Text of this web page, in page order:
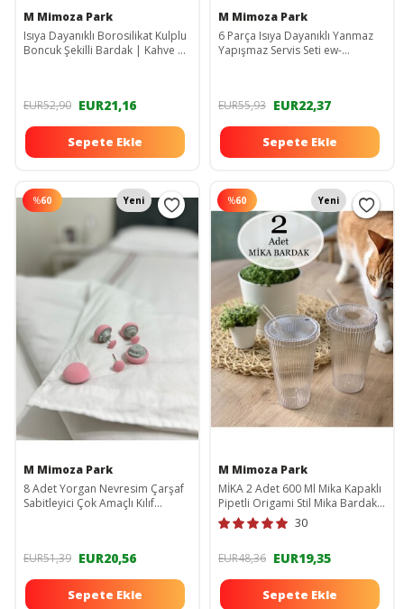
M Mimoza Park
Isıya Dayanıklı Borosilikat Kulplu
Boncuk Şekilli Bardak | Kahve Ve
EUR52,90 EUR21,16
Sepete Ekle
M Mimoza Park
6 Parça Isıya Dayanıklı Yanmaz
Yapışmaz Servis Seti ew-
EUR55,93 EUR22,37
Sepete Ekle
%60 Yeni
M Mimoza Park
8 Adet Yorgan Nevresim Çarşaf
Sabitleyici Çok Amaçlı Kılıf
EUR51,39 EUR20,56
Sepete Ekle
%60 Yeni
M Mimoza Park
MİKA 2 Adet 600 Ml Mika Kapaklı
Pipetli Origami Stil Mika Bardak |
Sunum Bardağı Meşrubat
Bardağı ew-mika123
30
EUR48,36 EUR19,35
Sepete Ekle